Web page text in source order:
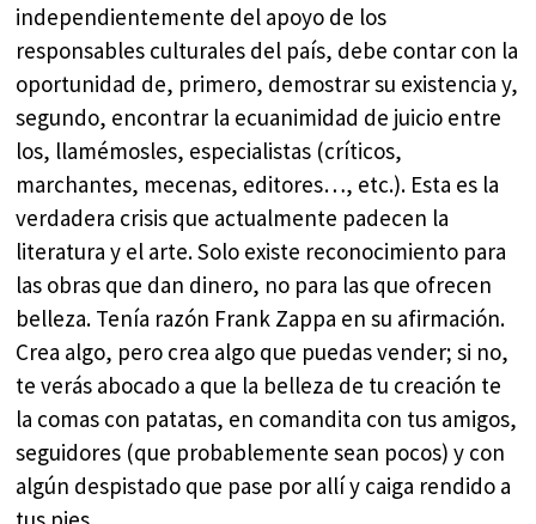
independientemente del apoyo de los
responsables culturales del país, debe contar con la
oportunidad de, primero, demostrar su existencia y,
segundo, encontrar la ecuanimidad de juicio entre
los, llamémosles, especialistas (críticos,
marchantes, mecenas, editores…, etc.). Esta es la
verdadera crisis que actualmente padecen la
literatura y el arte. Solo existe reconocimiento para
las obras que dan dinero, no para las que ofrecen
belleza. Tenía razón Frank Zappa en su afirmación.
Crea algo, pero crea algo que puedas vender; si no,
te verás abocado a que la belleza de tu creación te
la comas con patatas, en comandita con tus amigos,
seguidores (que probablemente sean pocos) y con
algún despistado que pase por allí y caiga rendido a